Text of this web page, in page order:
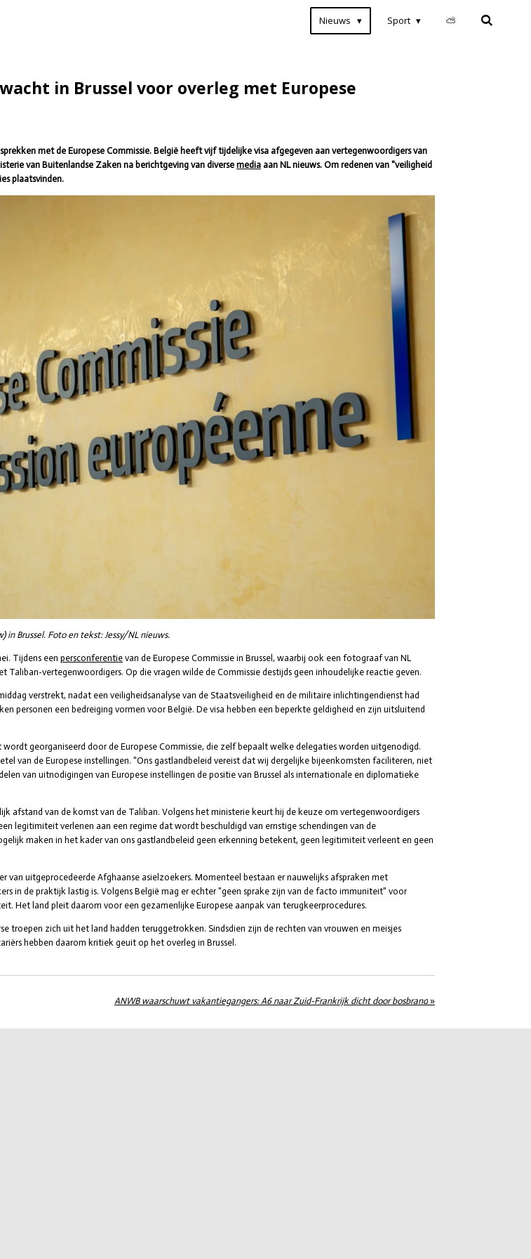
Nieuws Sport ⛅
in Brussel voor overleg met Europese
met de Europese Commissie. België heeft vijf tijdelijke visa afgegeven aan vertegenwoordigers van
van Buitenlandse Zaken na berichtgeving van diverse media aan NL nieuws. Om redenen van "veiligheid
plaatsvinden.
in Brussel. Foto en tekst: Jessy/NL nieuws.
Tijdens een persconferentie van de Europese Commissie in Brussel, waarbij ook een fotograaf van NL
vertegenwoordigers. Op die vragen wilde de Commissie destijds geen inhoudelijke reactie geven.
verstrekt, nadat een veiligheidsanalyse van de Staatsveiligheid en de militaire inlichtingendienst had
personen een bedreiging vormen voor België. De visa hebben een beperkte geldigheid en zijn uitsluitend
georganiseerd door de Europese Commissie, die zelf bepaalt welke delegaties worden uitgenodigd.
van de Europese instellingen. "Ons gastlandbeleid vereist dat wij dergelijke bijeenkomsten faciliteren, niet
van uitnodigingen van Europese instellingen de positie van Brussel als internationale en diplomatieke
afstand van de komst van de Taliban. Volgens het ministerie keurt hij de keuze om vertegenwoordigers
legitimiteit verlenen aan een regime dat wordt beschuldigd van ernstige schendingen van de
maken in het kader van ons gastlandbeleid geen erkenning betekent, geen legitimiteit verleent en geen
van uitgeprocedeerde Afghaanse asielzoekers. Momenteel bestaan er nauwelijks afspraken met
in de praktijk lastig is. Volgens België mag er echter "geen sprake zijn van de facto immuniteit" voor
Het land pleit daarom voor een gezamenlijke Europese aanpak van terugkeerprocedures.
troepen zich uit het land hadden teruggetrokken. Sindsdien zijn de rechten van vrouwen en meisjes
hebben daarom kritiek geuit op het overleg in Brussel.
ANWB waarschuwt vakantiegangers: A6 naar Zuid-Frankrijk dicht door bosbrand »